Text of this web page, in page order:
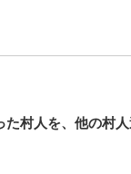
た村人を、他の村